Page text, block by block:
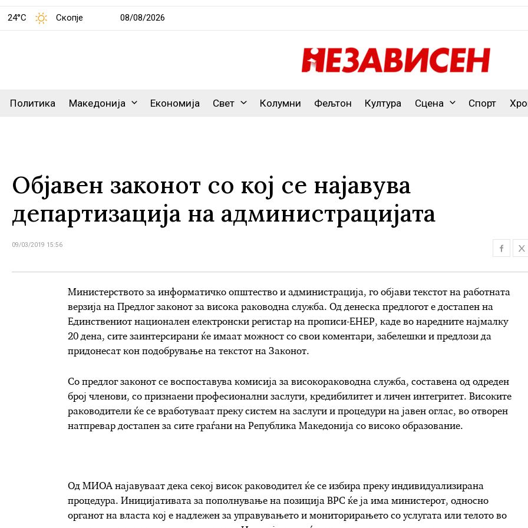
24°C Скопје 08/08/2026
Политика Македонија Економија Свет Колумни Фељтон Култура Сцена Спорт
Објавен законот со кој се најавува
департизација на администрацијата
09/03/2019 15:56
Министерството за информатичко општество и администрација, го објави текстот на работната
верзија на Предлог законот за висока раководна служба. Од денеска предлогот е достапен на
Единствениот национален електронски регистар на прописи-ЕНЕР, каде во наредните најмалку
20 дена, сите заинтерсирани ќе имаат можност со свои коментари, забелешки и предлози да
придонесат кон подобрување на текстот на Законот.
Со предлог законот се воспоставува комисија за високораководна служба, составена од одреден
број членови, со признаени професионални заслуги, кредибилитет и личен интегритет. Високите
раководители ќе се вработуваат преку систем на заслуги и процедури на јавен оглас, во отворен
натпревар достапен за сите граѓани на Република Македонија со високо образование.
Од МИОА најавуваат дека секој висок раководител ќе се избира преку индивидуализирана
процедура. Иницијативата за пополнување на позиција ВРС ќе ја има министерот, односно
органот на власта кој е надлежен за управувањето и мониторирањето со услугата или телото во